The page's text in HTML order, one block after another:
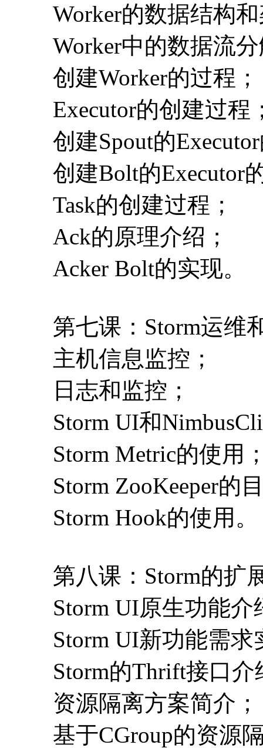
Worker的数据结构
Worker中的数据流
创建Worker的过程；
Executor的创建过程
创建Spout的
创建Bolt的Executor
Task的创建过程；
Ack的原理介绍；
Acker Bolt的实现。
第七课：Storm运维
主机信息监控；
日志和监控；
Storm UI和
Storm Metric的使用
Storm ZooKeeper的
Storm Hook的使用。
第八课：Storm的扩
Storm UI原生功能
Storm UI新功能需求
Storm的Thrift接口介
资源隔离方案简介；
基于CGroup的资源